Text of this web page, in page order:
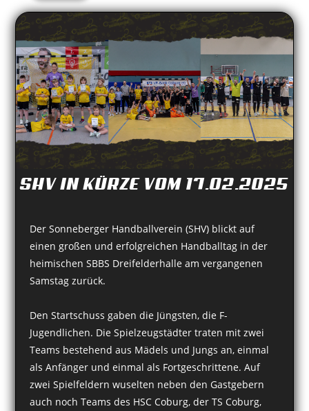
SHV IN KÜRZE VOM 17.02.2025
Der Sonneberger Handballverein (SHV) blickt auf
einen großen und erfolgreichen Handballtag in der
heimischen SBBS Dreifelderhalle am vergangenen
Samstag zurück.
Den Startschuss gaben die Jüngsten, die F-
Jugendlichen. Die Spielzeugstädter traten mit zwei
Teams bestehend aus Mädels und Jungs an, einmal
als Anfänger und einmal als Fortgeschrittene. Auf
zwei Spielfeldern wuselten neben den Gastgebern
auch noch Teams des HSC Coburg, der TS Coburg,